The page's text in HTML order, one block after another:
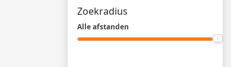
Zoekradius
Alle afstanden